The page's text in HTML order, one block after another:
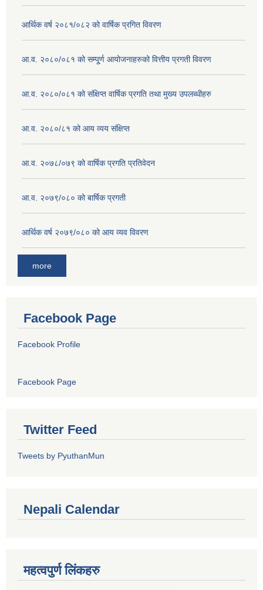
आर्थिक वर्ष २०८१/०८२ को वार्षिक प्रगित विवरण
आ.व. २०८०/०८१ को सम्पू्र्ण आयोजनाहरुको वित्तीय प्रगती विवरण
आ.व. २०८०/०८१ को संक्षिप्त वार्षिक प्रगति तथा मुख्य उपलब्धीहरु
आ.व. २०८०/८१ को आय व्यय संक्षिप्त
आ.व. २०७८/०७९ को वार्षिक प्रगति प्रतिवेदन
आ.व. २०७९/०८० को बार्षिक प्रगती
आर्थिक वर्ष २०७९/०८० को आय व्यव विवरण
more
Facebook Page
Facebook Profile
Facebook Page
Twitter Feed
Tweets by PyuthanMun
Nepali Calendar
महत्वपुर्ण लिंकहरु